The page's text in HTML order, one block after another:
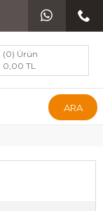
(0) Ürün
0,00 TL
ARA